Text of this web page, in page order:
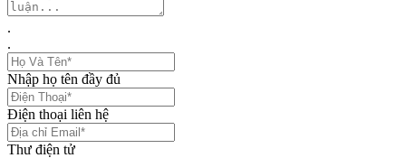
.
.
Nhập họ tên đầy đủ
Điện thoại liên hệ
Thư điện tử